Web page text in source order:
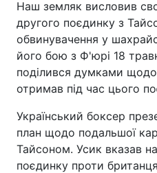
Наш земляк висловив
другого поєдинку з
обвинувачення у
його бою з Ф'юрі 18
поділився думками
отримав під час цього
Український боксер
план щодо подальшої
Тайсоном. Усик вказав
поєдинку проти